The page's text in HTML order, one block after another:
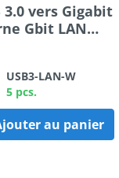
3.0 vers Gigabit
Gbit LAN
USB3-LAN-W
5 pcs.
au panier